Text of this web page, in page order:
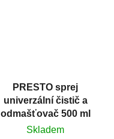
PRESTO sprej
univerzální čistič a
odmašťovač 500 ml
Skladem